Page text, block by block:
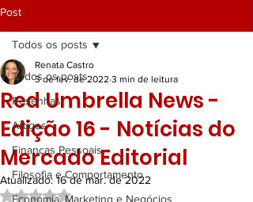
Post
Todos os posts
Resenhas
Artigos
Finanças Pessoais
Filosofia e Comportamento
Economia, Marketing e Negócios
Todos os posts
Red Umbrella News -
Edição 16 - Notícias do
Mercado Editorial
Renata Castro
3 de fev. de 2022 3 min de leitura
Atualizado:16 de mar. de 2022
Avaliado com NaN de 5 estrelas.